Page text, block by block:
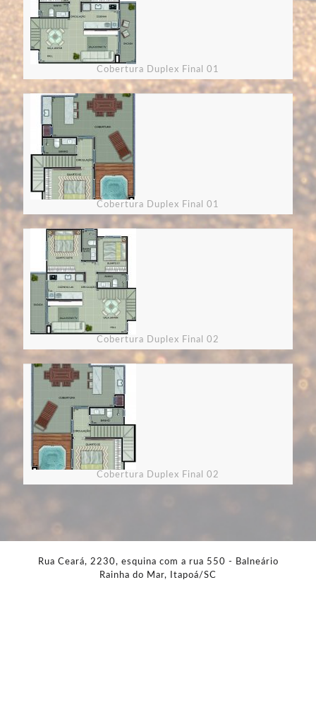
Cobertura Duplex Final 01
Cobertura Duplex Final 01
Cobertura Duplex Final 02
Cobertura Duplex Final 02
Rua Ceará, 2230, esquina com a rua 550 - Balneário
Rainha do Mar, Itapoá/SC